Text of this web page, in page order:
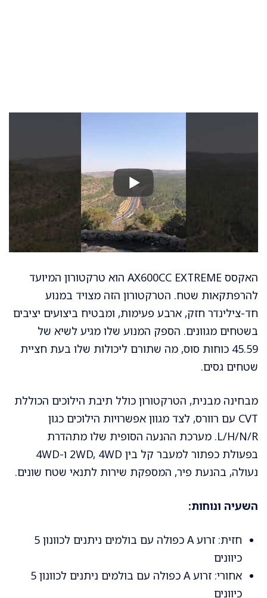
האקסס AX600CC EXTREME הוא טרקטורון המיועד
להרפתקאות שטח. הטרקטורון הזה מצויד במנוע
חד-צילינדר חזק, ארבע פעימות, ומבטיח ביצועים יציבים
בשטחים מגוונים. הספק המנוע שלו מגיע לשיא של
45.59 כוחות סוס, מה שתורם ליכולות שלו בעת חציית
שטחים גסים.
מבחינה מבנית, הטרקטורון כולל תיבת הילוכים הכוללת
CVT עם רוורס, לצד מגוון אפשרויות הילוכים כגון
L/H/N/R. מערכת ההנעה הסופית שלו מתהדרת
בפעולת כפתור למעבר קל בין 2WD, 4WD ו-4WD
נעולה, בהנעת פיר, המספקת שירות לתנאי שטח שונים.
השעיה ונוחות:
חזית: זרוע A כפולה עם בולמים ניתנים לכוונון 5
כיוונים
אחורי: זרוע A כפולה עם בולמים ניתנים לכוונון 5
כיוונים